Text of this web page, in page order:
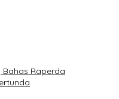
Bahas Raperda